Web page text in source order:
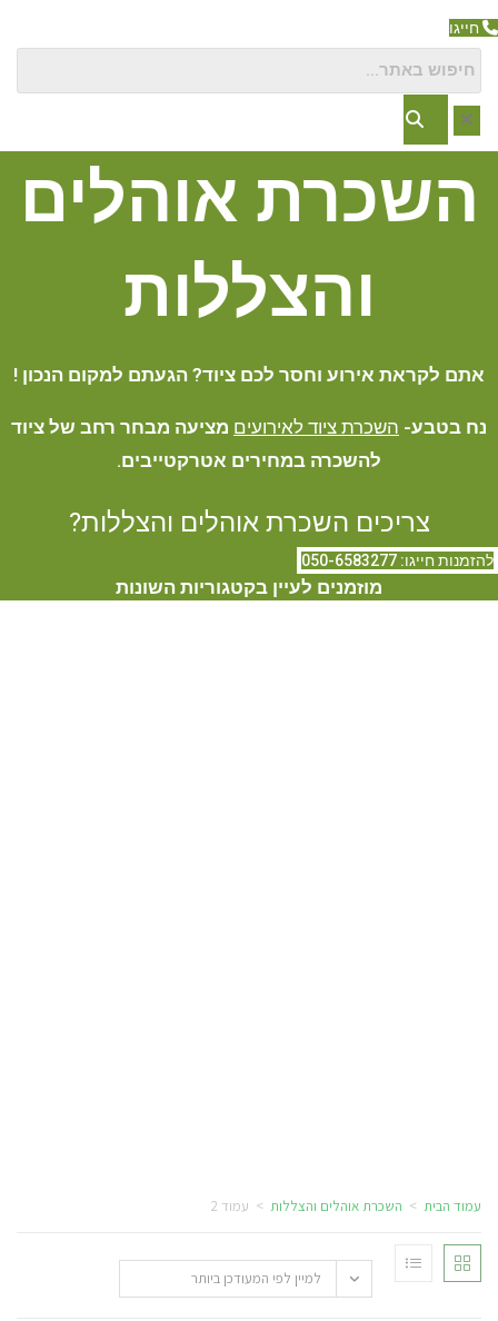
חייגו
השכרת אוהלים
והצללות
אתם לקראת אירוע וחסר לכם ציוד? הגעתם למקום הנכון !
נח בטבע- השכרת ציוד לאירועים מציעה מבחר רחב של ציוד
להשכרה במחירים אטרקטייבים.
צריכים השכרת אוהלים והצללות?
להזמנות חייגו: 050-6583277
מוזמנים לעיין בקטגוריות השונות
עמוד הבית > השכרת אוהלים והצללות > עמוד 2
למיין לפי המעודכן ביותר